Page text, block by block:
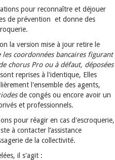
pour reconnaître et déjouer
de prévention et donne des
la version mise à jour retire le
coordonnées bancaires figurant
chorus Pro ou à défaut, déposées
reprises à l'identique, Elles
l'ensemble des agents,
de congés ou encore avoir un
et professionnels.
pour réagir en cas d'escroquerie,
à contacter l’assistance
de la collectivité.
il s'agit :